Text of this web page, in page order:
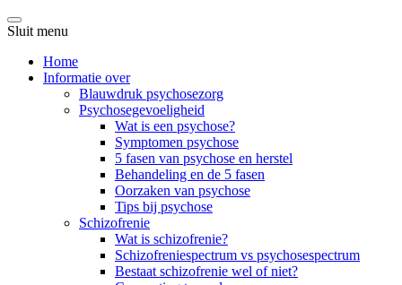
Sluit menu
Home
Informatie over
Blauwdruk psychosezorg
Psychosegevoeligheid
Wat is een psychose?
Symptomen psychose
5 fasen van psychose en herstel
Behandeling en de 5 fasen
Oorzaken van psychose
Tips bij psychose
Schizofrenie
Wat is schizofrenie?
Schizofreniespectrum vs psychosespectrum
Bestaat schizofrenie wel of niet?